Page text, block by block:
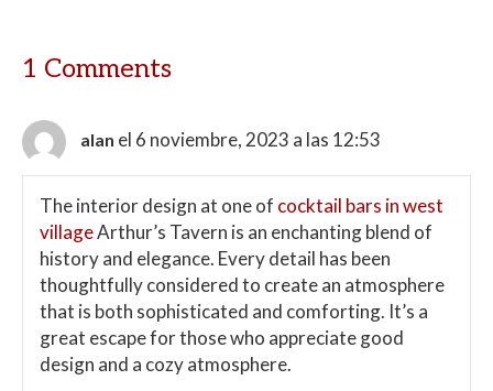
1 Comments
alan el 6 noviembre, 2023 a las 12:53
The interior design at one of cocktail bars in west
villageArthur’s Tavern is an enchanting blend of
history and elegance. Every detail has been
thoughtfully considered to create an atmosphere
that is both sophisticated and comforting. It’s a
great escape for those who appreciate good
design and a cozy atmosphere.